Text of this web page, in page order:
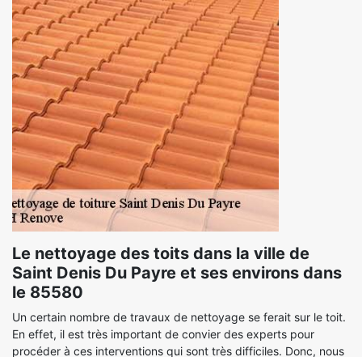
Le nettoyage des toits dans la ville de
Saint Denis Du Payre et ses environs dans
le 85580
Un certain nombre de travaux de nettoyage se ferait sur le toit.
En effet, il est très important de convier des experts pour
procéder à ces interventions qui sont très difficiles. Donc, nous